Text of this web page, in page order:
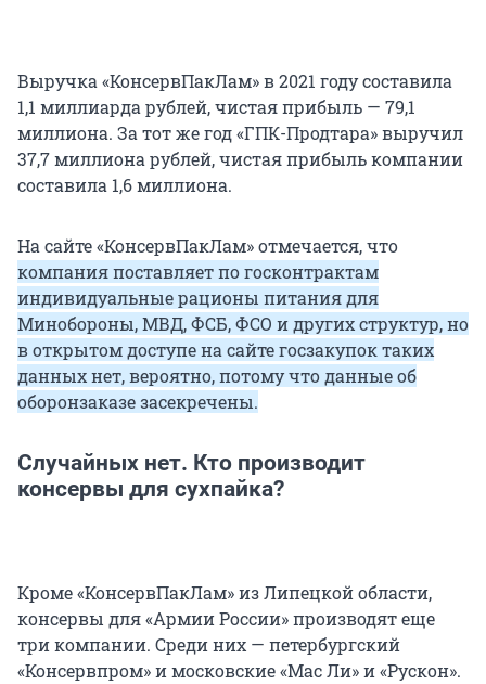
Выручка «КонсервПакЛам» в 2021 году составила
1,1 миллиарда рублей, чистая прибыль — 79,1
миллиона. За тот же год «ГПК-Продтара» выручил
37,7 миллиона рублей, чистая прибыль компании
составила 1,6 миллиона.
На сайте «КонсервПакЛам» отмечается, что
компания поставляет по госконтрактам
индивидуальные рационы питания для
Минобороны, МВД, ФСБ, ФСО и других структур, но
в открытом доступе на сайте госзакупок таких
данных нет, вероятно, потому что данные об
оборонзаказе засекречены.
Случайных нет. Кто производит
консервы для сухпайка?
Кроме «КонсервПакЛам» из Липецкой области,
консервы для «Армии России» производят еще
три компании. Среди них — петербургский
«Консервпром» и московские «Мас Ли» и «Рускон».